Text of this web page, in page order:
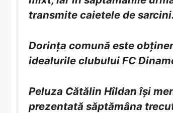
transmite caietele de sarcini.
Dorința comună este
idealurile clubului FC
Peluza Cătălin Hîldan își
prezentată săptămâna